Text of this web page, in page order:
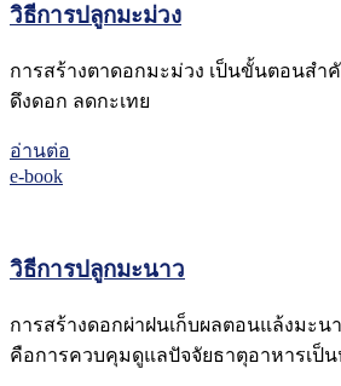
วิธีการปลูกมะม่วง
การสร้างตาดอกมะม่วง เป็นขั้นตอนส
ดึงดอก ลดกะเทย
อ่านต่อ
e-book
วิธีการปลูกมะนาว
การสร้างดอกผ่าฝนเก็บผลตอนแล้งมะน
คือการควบคุมดูแลปัจจัยธาตุอาหารเป็